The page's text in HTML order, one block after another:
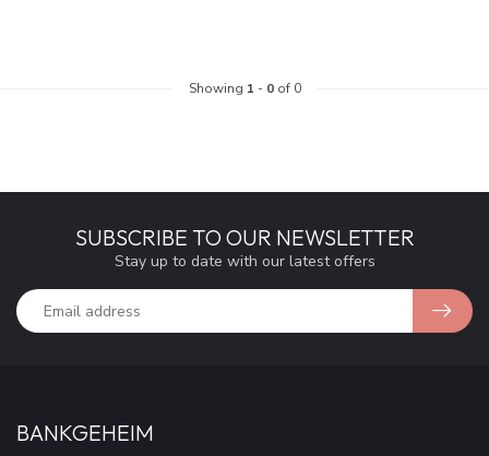
Showing 1 - 0of 0
SUBSCRIBE TO OUR NEWSLETTER
Stay up to date with our latest offers
BANKGEHEIM